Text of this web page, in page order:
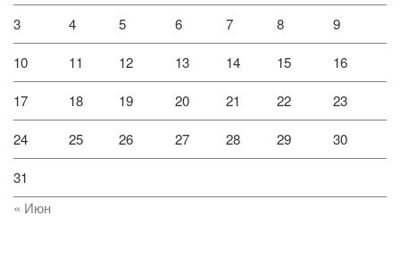
3 4 5 6 7 8 9
10 11 12 13 14 15 16
17 18 19 20 21 22 23
24 25 26 27 28 29 30
31
« Июн